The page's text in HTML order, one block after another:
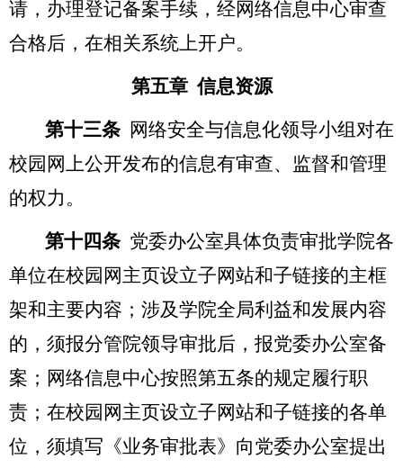
请，办理登记备案手续，经网络信息中心审查
合格后，在相关系统上开户。
第五章 信息资源
第十三条 网络安全与信息化领导小组对在
校园网上公开发布的信息有审查、监督和管理
的权力。
第十四条 党委办公室具体负责审批学院各
单位在校园网主页设立子网站和子链接的主框
架和主要内容；涉及学院全局利益和发展内容
的，须报分管院领导审批后，报党委办公室备
案；网络信息中心按照第五条的规定履行职
责；在校园网主页设立子网站和子链接的各单
位，须填写《业务审批表》向党委办公室提出